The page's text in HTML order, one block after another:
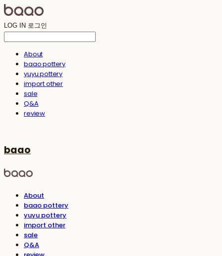
LOG IN 로그인
About
baao pottery
yuyu pottery
import other
sale
Q&A
review
baao
About
baao pottery
yuyu pottery
import other
sale
Q&A